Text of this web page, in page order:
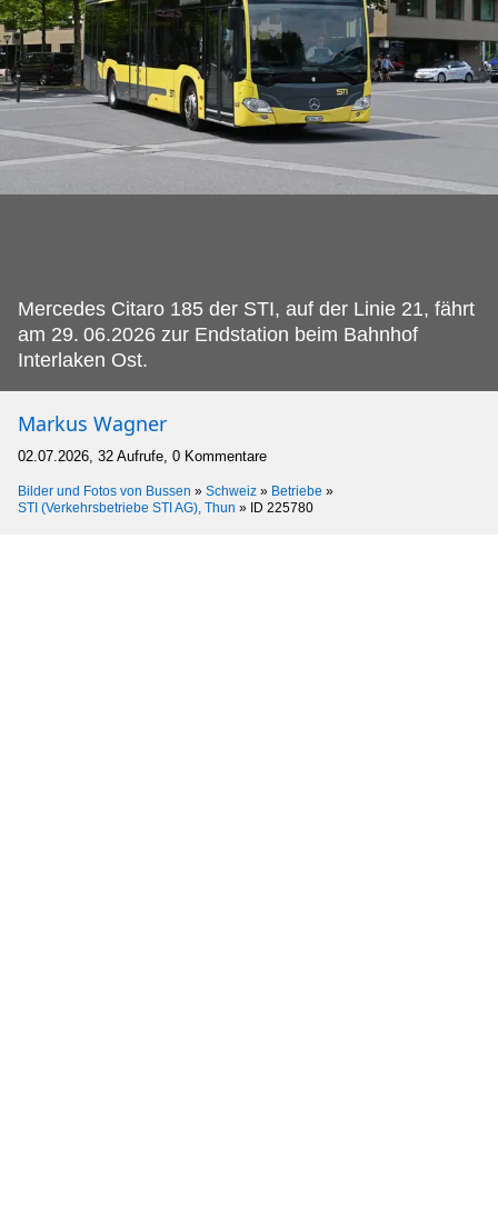
Mercedes Citaro 185 der STI, auf der Linie 21, fährt
am 29. 06.2026 zur Endstation beim Bahnhof
Interlaken Ost.
Markus Wagner
02.07.2026, 32 Aufrufe, 0 Kommentare
Bilder und Fotos von Bussen » Schweiz » Betriebe »
STI (Verkehrsbetriebe STI AG), Thun » ID 225780